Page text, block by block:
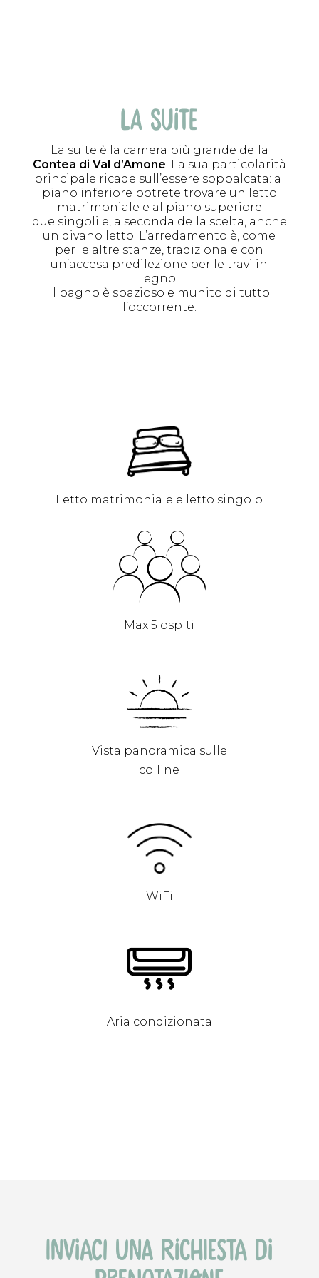
LA SUITE
La suite è la camera più grande della
Contea di Val d’Amone. La sua particolarità
principale ricade sull’essere soppalcata: al
piano inferiore potrete trovare un letto
matrimoniale e al piano superiore
due singoli e, a seconda della scelta, anche
un divano letto. L’arredamento è, come
per le altre stanze, tradizionale con
un’accesa predilezione per le travi in
legno.
Il bagno è spazioso e munito di tutto
l’occorrente.
Letto matrimoniale e letto singolo
Max 5 ospiti
Vista panoramica sulle
colline
WiFi
Aria condizionata
inviaci una richiesta di